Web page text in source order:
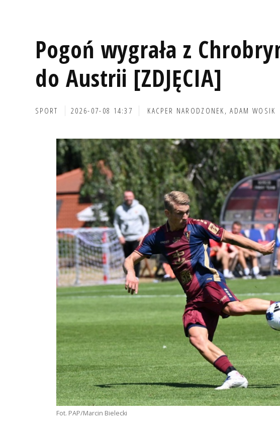
Pogoń wygrała z
do Austrii [ZDJĘCIA]
SPORT 2026-07-08 14:37 KACPER NARODZONEK,ADAM WOSIK
Fot. PAP/Marcin Bielecki